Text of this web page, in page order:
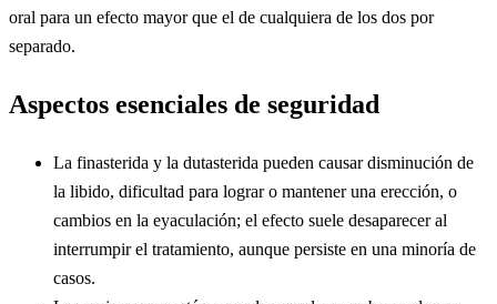
oral para un efecto mayor que el de cualquiera de los dos por
separado.
Aspectos esenciales de seguridad
La finasterida y la dutasterida pueden causar disminución de
la libido, dificultad para lograr o mantener una erección, o
cambios en la eyaculación; el efecto suele desaparecer al
interrumpir el tratamiento, aunque persiste en una minoría de
casos.